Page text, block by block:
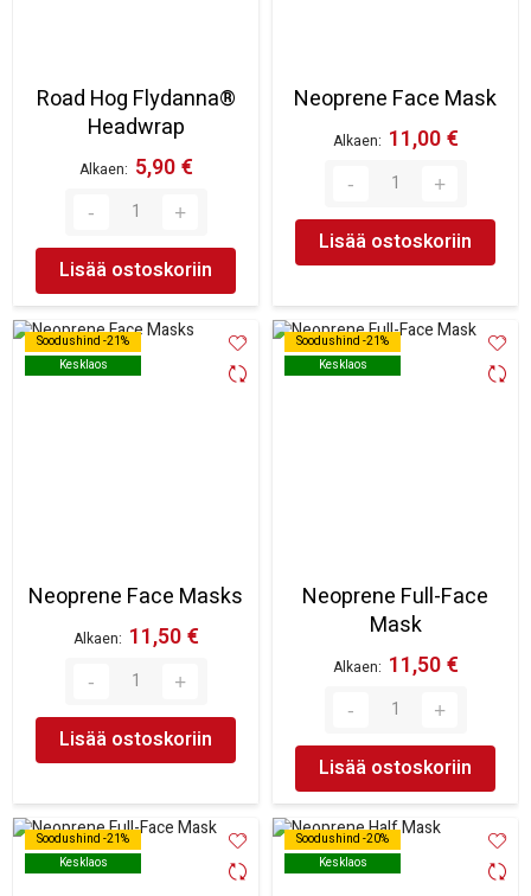
Road Hog Flydanna®
Headwrap
Alkaen 5,90 €
Lisää ostoskoriin
Neoprene Face Mask
Alkaen 11,00 €
Lisää ostoskoriin
Soodushind -21%
Kesklaos
Soodushind -21%
Kesklaos
Neoprene Face Masks
Alkaen 11,50 €
Lisää ostoskoriin
Soodushind -21%
Kesklaos
Soodushind -21%
Kesklaos
Neoprene Full-Face
Mask
Alkaen 11,50 €
Lisää ostoskoriin
Soodushind -21%
Kesklaos
Soodushind -21%
Kesklaos
Soodushind -20%
Kesklaos
Soodushind -20%
Kesklaos